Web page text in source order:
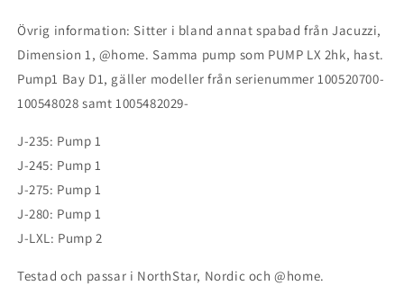
Övrig information: Sitter i bland annat spabad från Jacuzzi,
Dimension 1, @home. Samma pump som PUMP LX 2hk, hast.
Pump1 Bay D1, gäller modeller från serienummer 100520700-
100548028 samt 1005482029-
J-235: Pump 1
J-245: Pump 1
J-275: Pump 1
J-280: Pump 1
J-LXL: Pump 2
Testad och passar i NorthStar, Nordic och @home.